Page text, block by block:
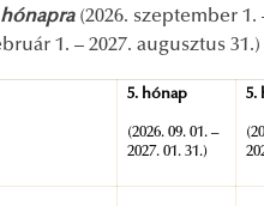
(2026. szeptember 1.
1. – 2027. augusztus 31.)
5. hónap
(2026. 09. 01. –
2027. 01. 31.)
5.